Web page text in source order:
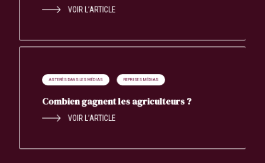
VOIR L’ARTICLE
ASTERÈS DANS LES MÉDIAS REPRISES MÉDIAS
Combien gagnent les agriculteurs ?
VOIR L’ARTICLE